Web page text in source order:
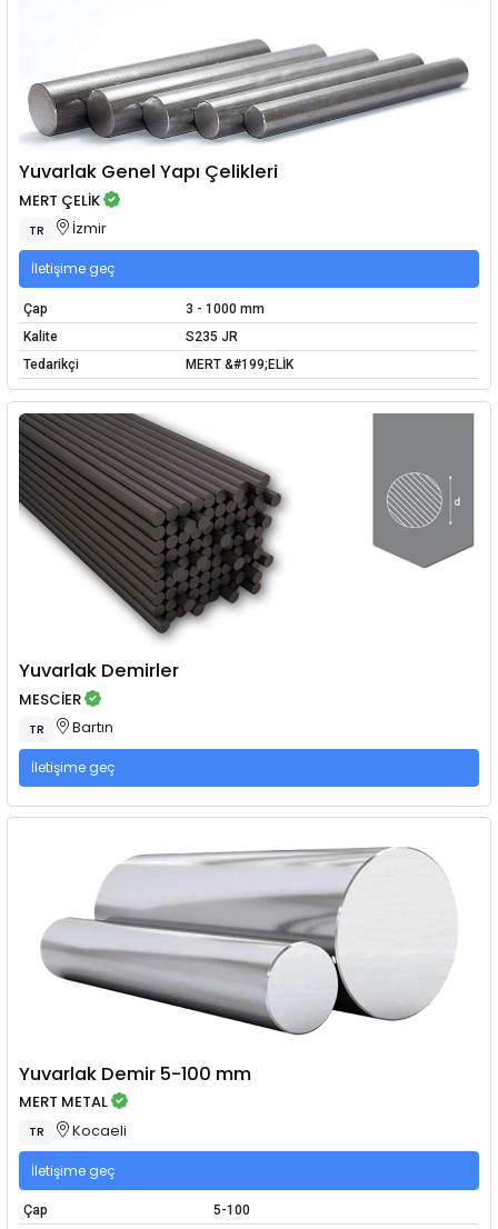
Yuvarlak Genel Yapı Çelikleri
MERT ÇELİK
TR İzmir
İletişime geç
Çap
3 - 1000 mm
Kalite
S235 JR
Tedarikçi
MERT &#199;ELİK
Yuvarlak Demirler
MESCİER
TR Bartın
İletişime geç
Yuvarlak Demir 5-100 mm
MERT METAL
TR Kocaeli
İletişime geç
Çap 5-100